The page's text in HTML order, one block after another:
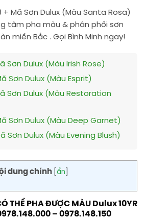
+ Mã Sơn Dulux (Màu Santa Rosa)
tâm pha màu & phân phối sơn
miền Bắc . Gọi Bình Minh ngay!
Sơn Dulux (Màu Irish Rose)
Sơn Dulux (Màu Esprit)
Sơn Dulux (Màu Restoration
Sơn Dulux (Màu Deep Garnet)
Sơn Dulux (Màu Evening Blush)
dung chính ẩn
THỂ PHA ĐƯỢC MÀU Dulux 10YR
– 0978.148.150